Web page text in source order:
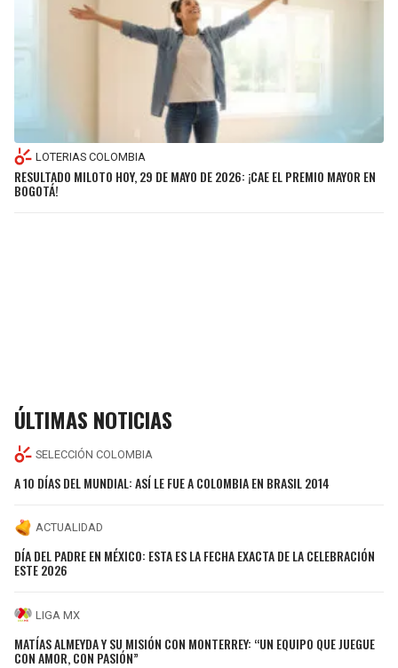
LOTERIAS COLOMBIA
RESULTADO MILOTO HOY, 29 DE MAYO DE 2026: ¡CAE EL PREMIO MAYOR EN
BOGOTÁ!
ÚLTIMAS NOTICIAS
SELECCIÓN COLOMBIA
A 10 DÍAS DEL MUNDIAL: ASÍ LE FUE A COLOMBIA EN BRASIL 2014
ACTUALIDAD
DÍA DEL PADRE EN MÉXICO: ESTA ES LA FECHA EXACTA DE LA CELEBRACIÓN
ESTE 2026
LIGA MX
MATÍAS ALMEYDA Y SU MISIÓN CON MONTERREY: “UN EQUIPO QUE JUEGUE
CON AMOR, CON PASIÓN”